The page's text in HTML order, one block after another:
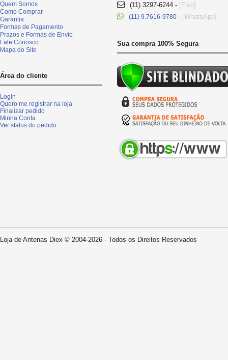
Quem Somos
Como Comprar
Garantia
Formas de Pagamento
Prazos e Formas de Envio
Fale Conosco
Mapa do Site
Área do cliente
Login
Quero me registrar na loja
Finalizar pedido
Minha Conta
Ver status do pedido
(11) 3297-6244 - [Fixo]
(11) 9.7616-9780 - [WhatsApp]
Sua compra 100% Segura
Loja de Antenas Diex © 2004-2026 - Todos os Direitos Reservados